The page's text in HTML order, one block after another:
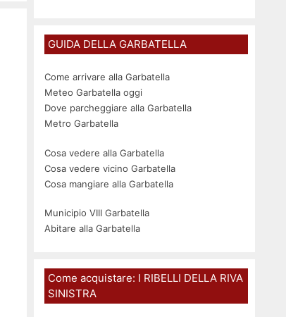
GUIDA DELLA GARBATELLA
Come arrivare alla Garbatella
Meteo Garbatella oggi
Dove parcheggiare alla Garbatella
Metro Garbatella
Cosa vedere alla Garbatella
Cosa vedere vicino Garbatella
Cosa mangiare alla Garbatella
Municipio VIII Garbatella
Abitare alla Garbatella
Come acquistare: I RIBELLI DELLA RIVA
SINISTRA